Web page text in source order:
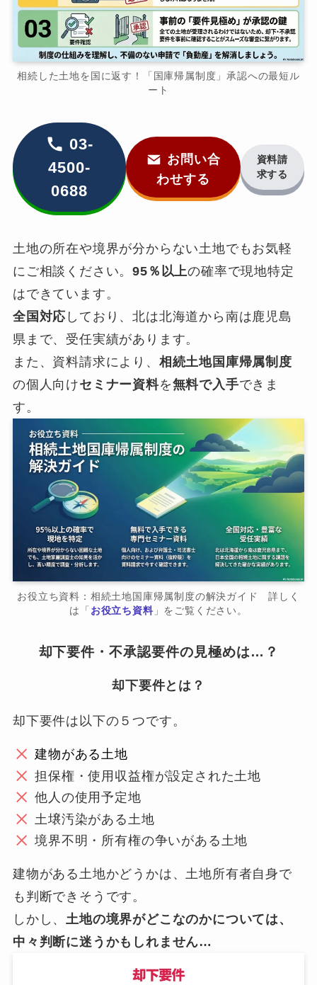
相続した土地を国に返す！「国庫帰属制度」承認への最短ル
ート
03-
4500-
0688
お問い合
わせする
資料請
求する
土地の所在や境界が分からない土地でもお気軽
にご相談ください。95％以上の確率で現地特定
はできています。
全国対応 しており、北は北海道から南は鹿児島
県まで、受任実績があります。
また、資料請求により、 相続土地国庫帰属制度
の個人向けセミナー資料を無料で入手できま
す。
お役立ち資料：相続土地国庫帰属制度の解決ガイド 詳しく
は「 お役立ち資料」をご覧ください。
却下要件・不承認要件の見極めは…？
却下要件とは？
却下要件は以下の５つです。
建物がある土地
担保権・使用収益権が設定された土地
他人の使用予定地
土壌汚染がある土地
境界不明・所有権の争いがある土地
建物がある土地かどうかは、土地所有者自身で
も判断できそうです。
しかし、土地の境界がどこなのかについては、
中々判断に迷うかもしれません…